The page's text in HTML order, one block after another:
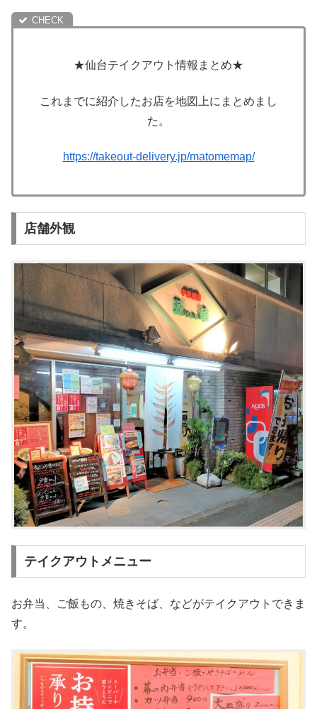
★仙台テイクアウト情報まとめ★
これまでに紹介したお店を地図上にまとめまし
た。
https://takeout-delivery.jp/matomemap/
店舗外観
テイクアウトメニュー
お弁当、ご飯もの、焼きそば、などがテイクアウトできま
す。